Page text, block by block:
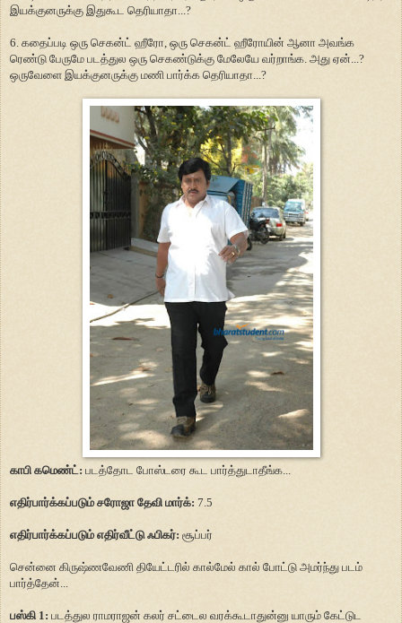
இயக்குனருக்கு இதுகூட தெரியாதா...?
6. கதைப்படி ஒரு செகன்ட் ஹீரோ, ஒரு செகன்ட் ஹீரோயின் ஆனா அவங்க
ரெண்டு பேருமே படத்துல ஒரு செகண்டுக்கு மேலேயே வர்றாங்க. அது ஏன்...?
ஒருவேளை இயக்குனருக்கு மணி பார்க்க தெரியாதா...?
காபி கமெண்ட்: படத்தோட போஸ்டரை கூட பார்த்துடாதீங்க...
எதிர்பார்க்கப்படும் சரோஜா தேவி மார்க்: 7.5
எதிர்பார்க்கப்படும் எதிர்வீட்டு ஃபிகர்: சூப்பர்
சென்னை கிருஷ்ணவேணி தியேட்டரில் கால்மேல் கால் போட்டு அமர்ந்து படம்
பார்த்தேன்...
பஸ்கி 1: படத்துல ராமராஜன் கலர் சட்டைல வரக்கூடாதுன்னு யாரும் கேட்டுட